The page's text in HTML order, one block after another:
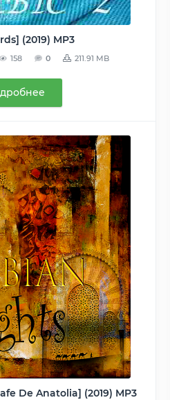
(2019) MP3
158 0 211.91 MB
De Anatolia] (2019) MP3